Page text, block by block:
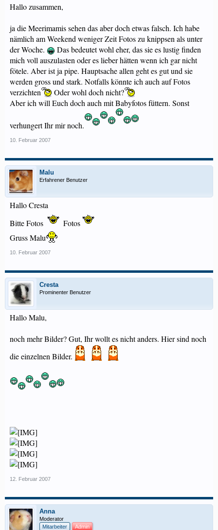
Hallo zusammen,
ja die Meerimamis sehen das aber doch etwas falsch. Ich habe
nämlich am Weekend weniger Zeit Fotos zu knippsen als unter
der Woche.
Das bedeutet wohl eher, das sie es lustig finden
mich voll auszulasten oder es lieber hätten wenn ich gar nicht
fötele. Aber ist ja pipe. Hauptsache allen geht es gut und sie
werden gross und stark. Notfalls könnte ich auch auf Fotos
verzichten
Oder wohl doch nicht?
Aber ich will Euch doch auch mit Babyfotos füttern. Sonst
verhungert Ihr mir noch.
10. Februar 2007
Malu
Erfahrener Benutzer
Hallo Cresta
Bitte Fotos
Fotos
Gruss Malu
10. Februar 2007
Cresta
Prominenter Benutzer
Hallo Malu,
noch mehr Bilder? Gut, Ihr wollt es nicht anders. Hier sind noch
die einzelnen Bilder.
12. Februar 2007
Anna
Moderator
Mitarbeiter
Admin